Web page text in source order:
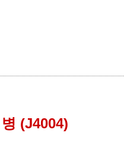
(J4004)